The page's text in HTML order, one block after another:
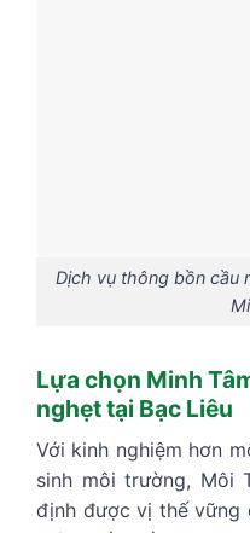
Dịch vụ thông bồn cầu
Lựa chọn Minh
nghẹt tại Bạc Liêu
Với kinh nghiệm hơn
sinh môi trường, Môi
định được vị thế vững